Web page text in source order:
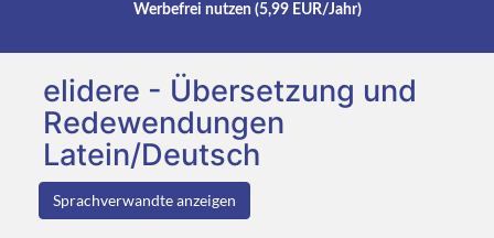
Werbefrei nutzen (5,99 EUR/Jahr)
elidere - Übersetzung und
Redewendungen
Latein/Deutsch
Sprachverwandte anzeigen